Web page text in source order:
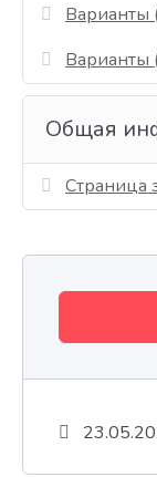
Варианты
Варианты
Общая
Страница